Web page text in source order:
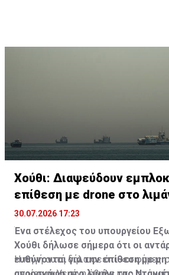
Χούθι: Διαψεύδουν
επίθεση με drone στο
Νταμιέτα
30.07.2026 17:23
Ένα στέλεχος του υπουργείου
Χούθι δήλωσε σήμερα ότι οι
ευθύνονται για την επίθεση με
Η πηγή αυτή δήλωσε ότι «οι φήμες